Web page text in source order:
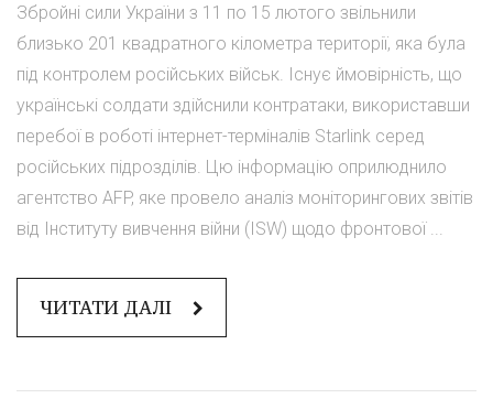
Збройні сили України з 11 по 15 лютого звільнили
близько 201 квадратного кілометра території, яка була
під контролем російських військ. Існує ймовірність, що
українські солдати здійснили контратаки, використавши
перебої в роботі інтернет-терміналів Starlink серед
російських підрозділів. Цю інформацію оприлюднило
агентство AFP, яке провело аналіз моніторингових звітів
від Інституту вивчення війни (ISW) щодо фронтової ...
ЧИТАТИ ДАЛІ